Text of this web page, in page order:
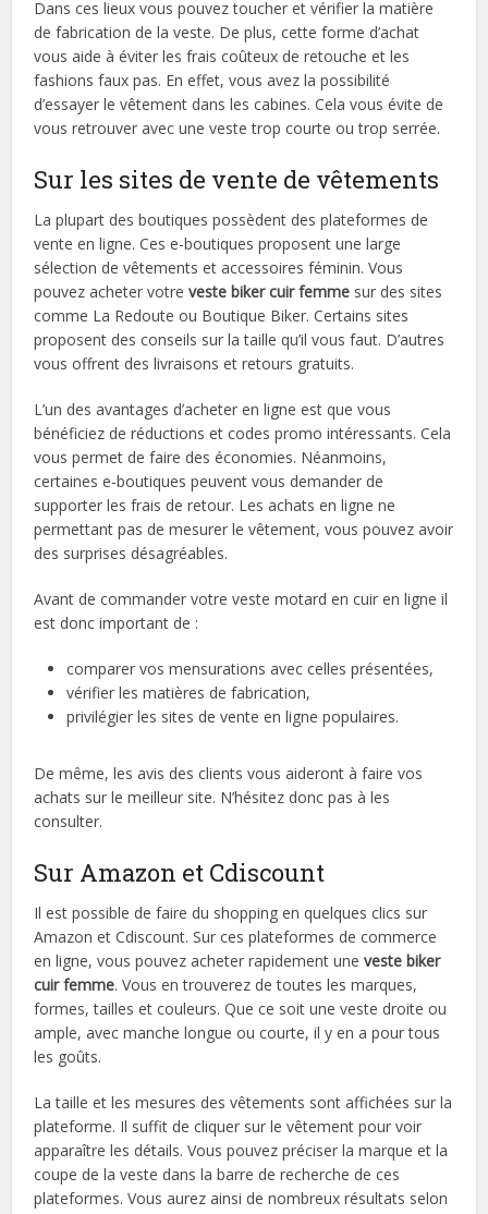
Dans ces lieux vous pouvez toucher et vérifier la matière
de fabrication de la veste. De plus, cette forme d’achat
vous aide à éviter les frais coûteux de retouche et les
fashions faux pas. En effet, vous avez la possibilité
d’essayer le vêtement dans les cabines. Cela vous évite de
vous retrouver avec une veste trop courte ou trop serrée.
Sur les sites de vente de vêtements
La plupart des boutiques possèdent des plateformes de
vente en ligne. Ces e-boutiques proposent une large
sélection de vêtements et accessoires féminin. Vous
pouvez acheter votreveste biker cuir femme sur des sites
comme La Redoute ou Boutique Biker. Certains sites
proposent des conseils sur la taille qu’il vous faut. D’autres
vous offrent des livraisons et retours gratuits.
L’un des avantages d’acheter en ligne est que vous
bénéficiez de réductions et codes promo intéressants. Cela
vous permet de faire des économies. Néanmoins,
certaines e-boutiques peuvent vous demander de
supporter les frais de retour. Les achats en ligne ne
permettant pas de mesurer le vêtement, vous pouvez avoir
des surprises désagréables.
Avant de commander votre veste motard en cuir en ligne il
est donc important de :
comparer vos mensurations avec celles présentées,
vérifier les matières de fabrication,
privilégier les sites de vente en ligne populaires.
De même, les avis des clients vous aideront à faire vos
achats sur le meilleur site. N’hésitez donc pas à les
consulter.
Sur Amazon et Cdiscount
Il est possible de faire du shopping en quelques clics sur
Amazon et Cdiscount. Sur ces plateformes de commerce
en ligne, vous pouvez acheter rapidement uneveste biker
cuir femme. Vous en trouverez de toutes les marques,
formes, tailles et couleurs. Que ce soit une veste droite ou
ample, avec manche longue ou courte, il y en a pour tous
les goûts.
La taille et les mesures des vêtements sont affichées sur la
plateforme. Il suffit de cliquer sur le vêtement pour voir
apparaître les détails. Vous pouvez préciser la marque et la
coupe de la veste dans la barre de recherche de ces
plateformes. Vous aurez ainsi de nombreux résultats selon